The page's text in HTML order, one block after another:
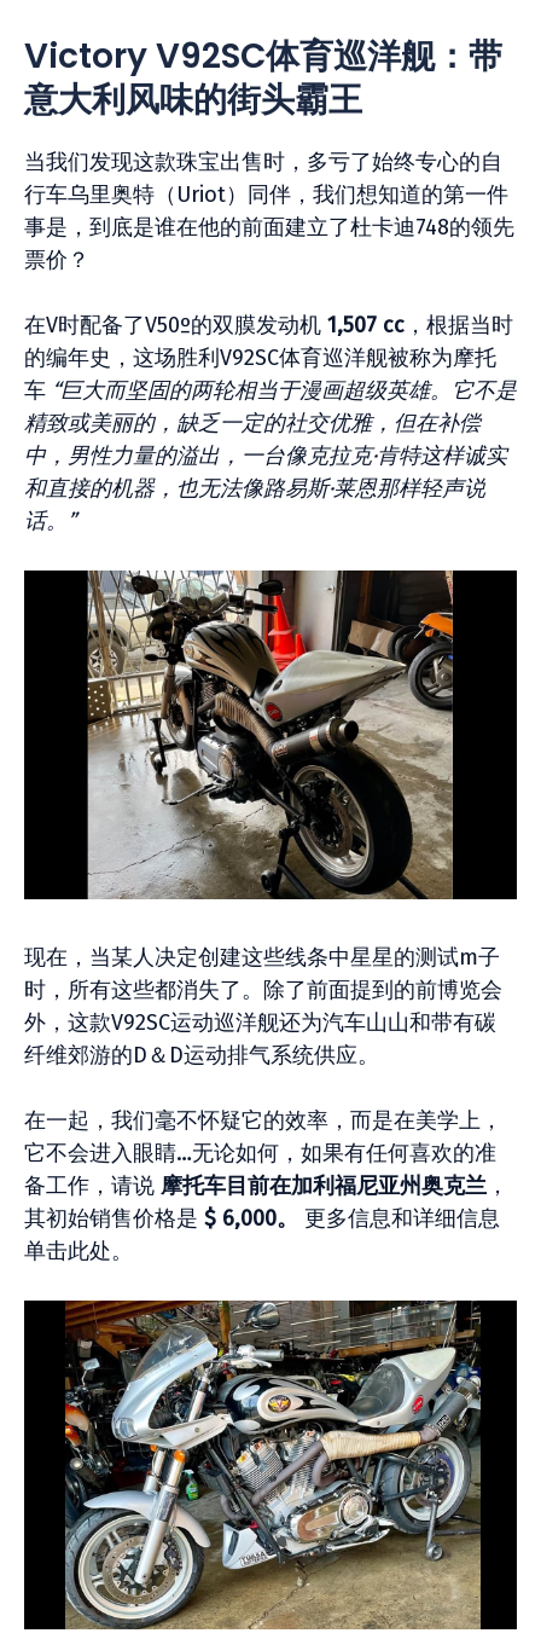
Victory V92SC体育巡洋舰：带
意大利风味的街头霸王
当我们发现这款珠宝出售时，多亏了始终专心的自
行车乌里奥特（Uriot）同伴，我们想知道的第一件
事是，到底是谁在他的前面建立了杜卡迪748的领先
票价？
在V时配备了V50º的双膜发动机 1,507 cc ，根据当时
的编年史，这场胜利V92SC体育巡洋舰被称为摩托
车 “巨大而坚固的两轮相当于漫画超级英雄。它不是
精致或美丽的，缺乏一定的社交优雅，但在补偿
中，男性力量的溢出，一台像克拉克·肯特这样诚实
和直接的机器，也无法像路易斯·莱恩那样轻声说
话。”
现在，当某人决定创建这些线条中星星的测试m子
时，所有这些都消失了。除了前面提到的前博览会
外，这款V92SC运动巡洋舰还为汽车山山和带有碳
纤维郊游的D＆D运动排气系统供应。
在一起，我们毫不怀疑它的效率，而是在美学上，
它不会进入眼睛…无论如何，如果有任何喜欢的准
备工作，请说 摩托车目前在加利福尼亚州奥克兰 ，
其初始销售价格是 $ 6,000。
更多信息和详细信息
单击此处。